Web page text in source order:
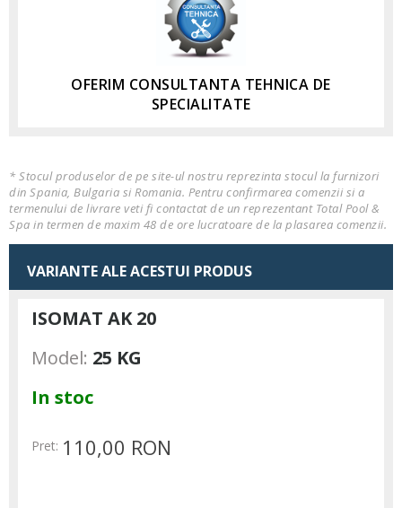
OFERIM CONSULTANTA TEHNICA DE
SPECIALITATE
* Stocul produselor de pe site-ul nostru reprezinta stocul la furnizori
din Spania, Bulgaria si Romania. Pentru confirmarea comenzii si a
termenului de livrare veti fi contactat de un reprezentant Total Pool &
Spa in termen de maxim 48 de ore lucratoare de la plasarea comenzii.
VARIANTE ALE ACESTUI PRODUS
ISOMAT AK 20
Model: 25 KG
In stoc
Pret: 110,00 RON